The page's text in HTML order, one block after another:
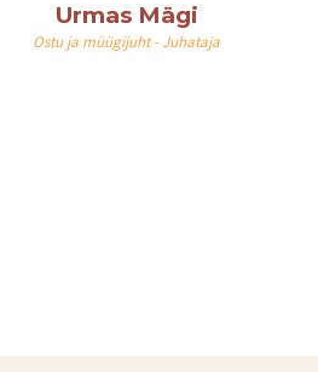
Urmas Mägi
Ostu ja müügijuht - Juhataja